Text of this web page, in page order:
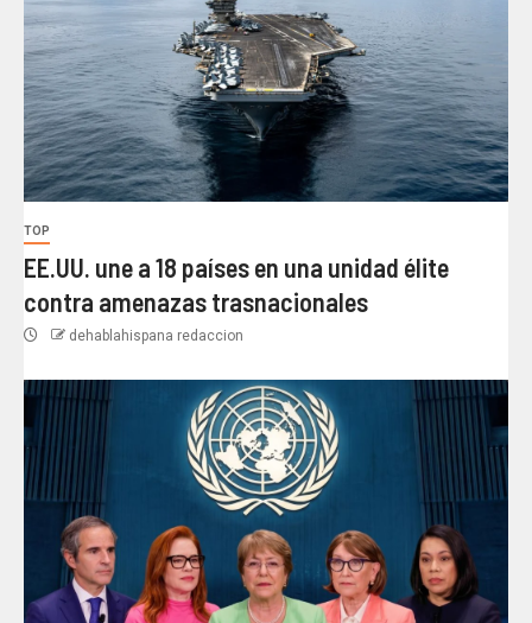
TOP
EE.UU. une a 18 países en una unidad élite
contra amenazas trasnacionales
dehablahispana redaccion